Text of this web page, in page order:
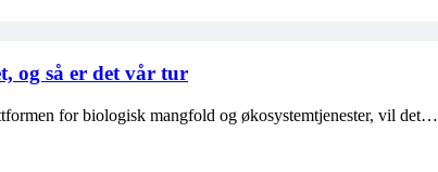
og så er det vår tur
for biologisk mangfold og økosystemtjenester, vil det…